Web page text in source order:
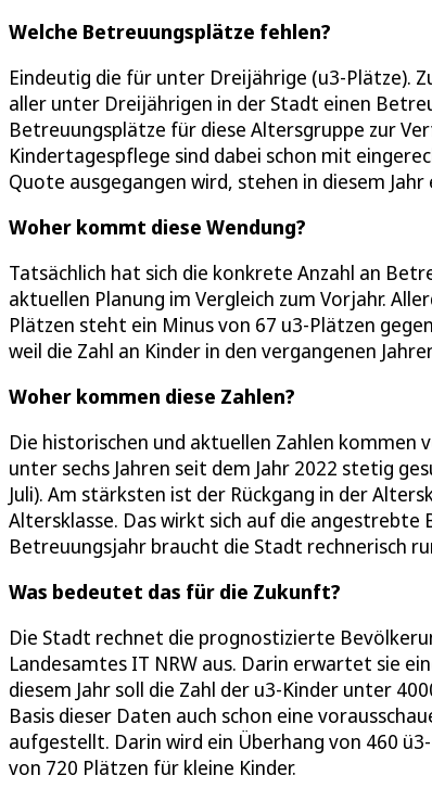
Welche Betreuungsplätze fehlen?
Eindeutig die für unter Dreijährige (u3-Plätze).
aller unter Dreijährigen in der Stadt einen
Betreuungsplätze für diese Altersgruppe zur
Kindertagespflege sind dabei schon mit
Quote ausgegangen wird, stehen in diesem
Woher kommt diese Wendung?
Tatsächlich hat sich die konkrete Anzahl an
aktuellen Planung im Vergleich zum Vorjahr.
Plätzen steht ein Minus von 67 u3-Plätzen
weil die Zahl an Kinder in den vergangenen
Woher kommen diese Zahlen?
Die historischen und aktuellen Zahlen
unter sechs Jahren seit dem Jahr 2022 stetig
Juli). Am stärksten ist der Rückgang in der
Altersklasse. Das wirkt sich auf die
Betreuungsjahr braucht die Stadt rechnerisch
Was bedeutet das für die Zukunft?
Die Stadt rechnet die prognostizierte
Landesamtes IT NRW aus. Darin erwartet sie
diesem Jahr soll die Zahl der u3-Kinder unter
Basis dieser Daten auch schon eine
aufgestellt. Darin wird ein Überhang von 460
von 720 Plätzen für kleine Kinder.